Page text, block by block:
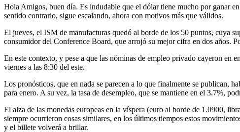
Hola Amigos, buen día. Es indudable que el dólar tiene mucho por ganar
sentido contrario, sigue escalando, ahora con motivos más que válidos.
El jueves, el ISM de manufacturas quedó al borde de los 50 puntos, cuya
consumidor del Conference Board, que arrojó su mejor cifra en dos años.
En este contexto, y pese a que las nóminas de empleo privado cayeron en
viernes a las 8:30 del este.
Los pronósticos, que en nada se parecen a lo que finalmente se publican,
para enero. A su vez, la tasa de desempleo, que se mantiene en el 3.7%,
El alza de las monedas europeas en la víspera (euro al borde de 1.0900,
siempre ocurrieron cosas similares, en los últimos tiempos estos
y el billete volverá a brillar.